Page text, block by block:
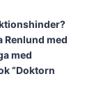
med
med
”Doktorn